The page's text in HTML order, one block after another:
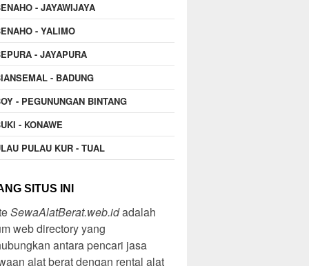
- JAYAWIJAYA
- YALIMO
- JAYAPURA
- BADUNG
- PEGUNUNGAN BINTANG
- KONAWE
PULAU KUR - TUAL
SITUS INI
SewaAlatBerat.web.idadalah
web directory yang
antara pencari jasa
alat berat dengan rental alat